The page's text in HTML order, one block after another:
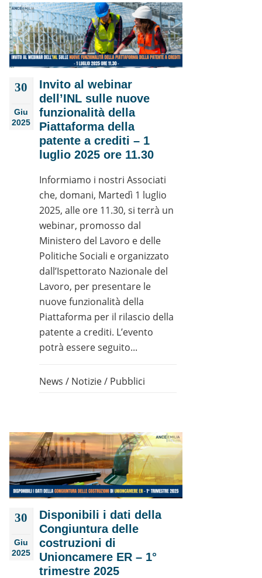
30
Giu
2025
Invito al webinar
dell’INL sulle nuove
funzionalità della
Piattaforma della
patente a crediti – 1
luglio 2025 ore 11.30
Informiamo i nostri Associati
che, domani, Martedì 1 luglio
2025, alle ore 11.30, si terrà un
webinar, promosso dal
Ministero del Lavoro e delle
Politiche Sociali e organizzato
dall’Ispettorato Nazionale del
Lavoro, per presentare le
nuove funzionalità della
Piattaforma per il rilascio della
patente a crediti. L’evento
potrà essere seguito...
News / Notizie/ Pubblici
30
Giu
2025
Disponibili i dati della
Congiuntura delle
costruzioni di
Unioncamere ER – 1°
trimestre 2025